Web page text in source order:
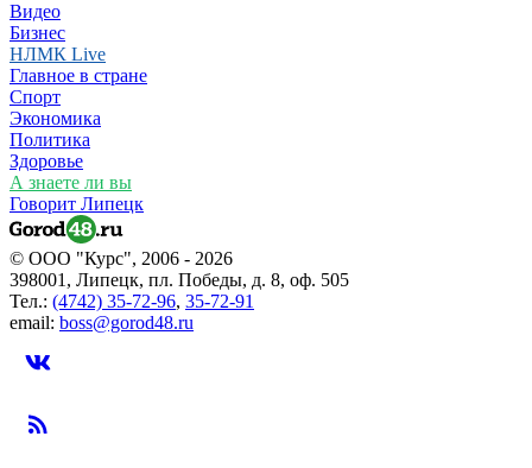
Видео
Бизнес
НЛМК Live
Главное в стране
Спорт
Экономика
Политика
Здоровье
А знаете ли вы
Говорит Липецк
© ООО "Курс", 2006 - 2026
398001, Липецк, пл. Победы, д. 8, оф. 505
Тел.: (4742) 35-72-96, 35-72-91
email: boss@gorod48.ru